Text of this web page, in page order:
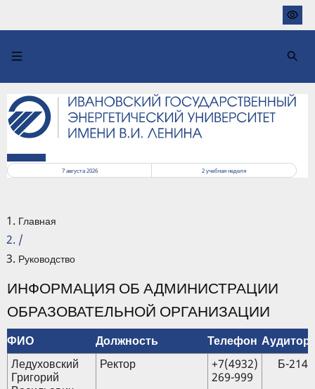
основному
7 августа 2026
2учебная неделя
Главная
/
Руководство
ИНФОРМАЦИЯ ОБ АДМИНИСТРАЦИИ
ОБРАЗОВАТЕЛЬНОЙ ОРГАНИЗАЦИИ
ФИО Должность Телефон
Ледуховский
Григорий
Ректор
+7(4932)
269-999
Б-214